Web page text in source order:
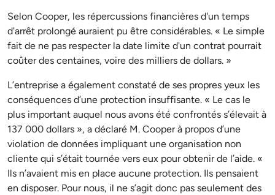
Selon Cooper, les répercussions financières d'un temps
d'arrêt prolongé auraient pu être considérables. « Le simple
fait de ne pas respecter la date limite d'un contrat pourrait
coûter des centaines, voire des milliers de dollars. »
L’entreprise a également constaté de ses propres yeux les
conséquences d’une protection insuffisante. « Le cas le
plus important auquel nous avons été confrontés s’élevait à
137 000 dollars », a déclaré M. Cooper à propos d’une
violation de données impliquant une organisation non
cliente qui s’était tournée vers eux pour obtenir de l’aide. «
Ils n’avaient mis en place aucune protection. Ils pensaient
en disposer. Pour nous, il ne s’agit donc pas seulement des